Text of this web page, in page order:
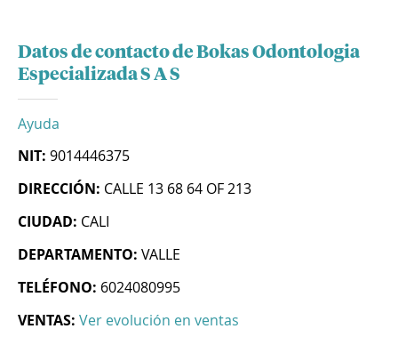
Datos de contacto de Bokas Odontologia
Especializada S A S
Ayuda
NIT: 9014446375
DIRECCIÓN: CALLE 13 68 64 OF 213
CIUDAD: CALI
DEPARTAMENTO: VALLE
TELÉFONO: 6024080995
VENTAS: Ver evolución en ventas